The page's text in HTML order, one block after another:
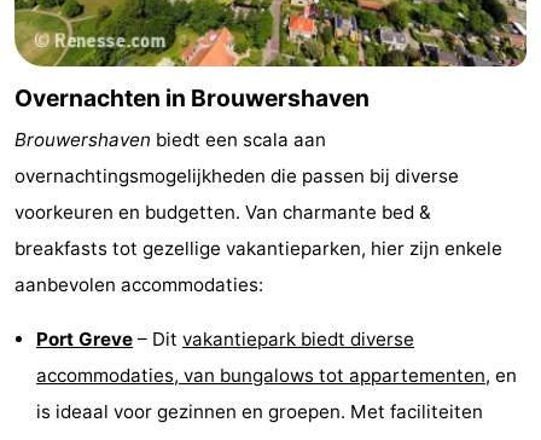
Overnachten in Brouwershaven
Brouwershaven biedt een scala aan
overnachtingsmogelijkheden die passen bij diverse
voorkeuren en budgetten. Van charmante bed &
breakfasts tot gezellige vakantieparken, hier zijn enkele
aanbevolen accommodaties:
Port Greve – Dit vakantiepark biedt diverse
accommodaties, van bungalows tot appartementen, en
is ideaal voor gezinnen en groepen. Met faciliteiten